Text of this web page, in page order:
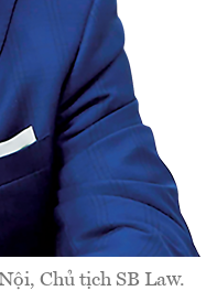
Chủ tịch SB Law.